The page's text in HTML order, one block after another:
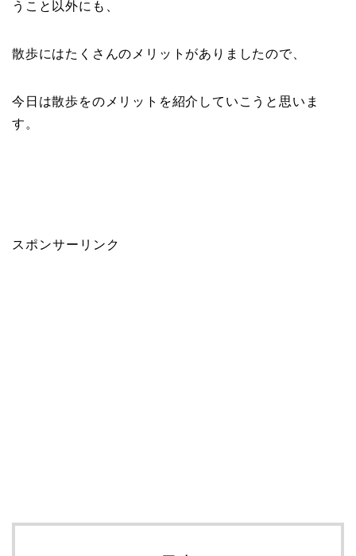
うこと以外にも、
散歩にはたくさんのメリットがありましたので、
今日は散歩をのメリットを紹介していこうと思いま
す。
スポンサーリンク